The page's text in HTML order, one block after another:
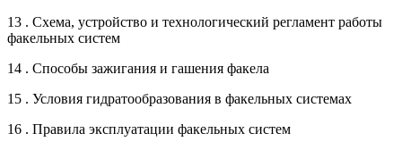
13 . Схема, устройство и технологический регламент работы
факельных систем
14 . Способы зажигания и гашения факела
15 . Условия гидратообразования в факельных системах
16 . Правила эксплуатации факельных систем